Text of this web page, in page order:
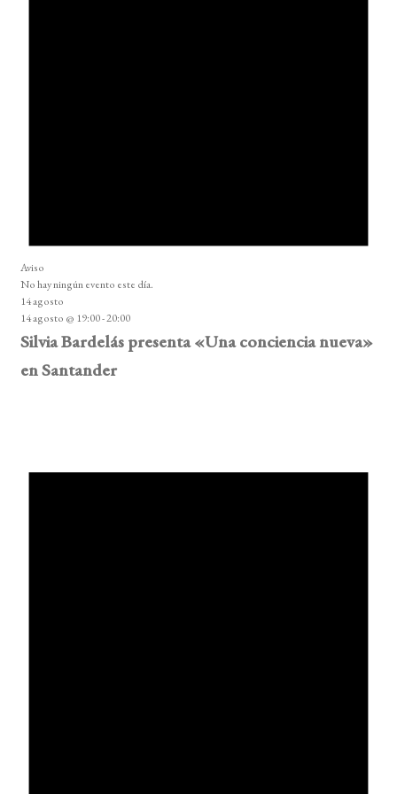
Aviso
No hay ningún evento este día.
14 agosto
14 agosto @ 19:00-20:00
Silvia Bardelás presenta «Una conciencia nueva»
en Santander